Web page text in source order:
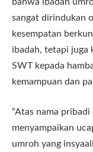
sangat dirindukan
kesempatan
ibadah, tetapi juga
SWT kepada
kemampuan dan
“Atas nama pribadi
menyampaikan
umroh yang